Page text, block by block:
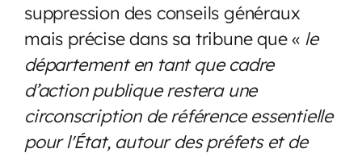
suppression des conseils généraux
mais précise dans sa tribune que « le
département en tant que cadre
d’action publique restera une
circonscription de référence essentielle
pour l'État, autour des préfets et de